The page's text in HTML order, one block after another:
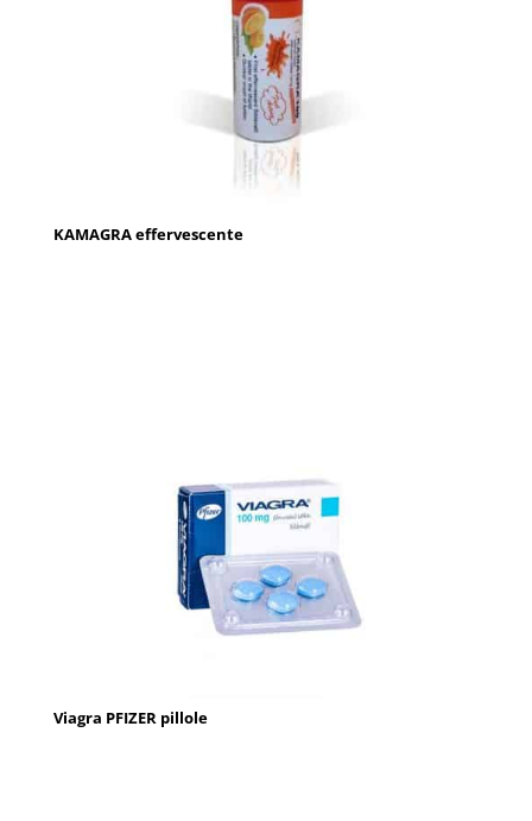
KAMAGRA effervescente
Viagra PFIZER pillole